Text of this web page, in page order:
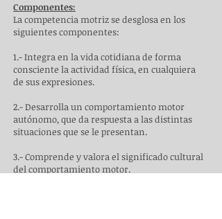
Componentes:
La competencia motriz se desglosa en los
siguientes componentes:
1.- Integra en la vida cotidiana de forma
consciente la actividad física, en cualquiera
de sus expresiones.
2.- Desarrolla un comportamiento motor
autónomo, que da respuesta a las distintas
situaciones que se le presentan.
3.- Comprende y valora el significado cultural
del comportamiento motor.